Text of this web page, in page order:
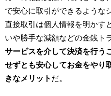
で安心に取引ができるような
直接取引は個人情報を明かす
いや勝手な減額などの金銭ト
サービスを介して決済を行う
せずとも安心してお金をやり
きなメリット だ。